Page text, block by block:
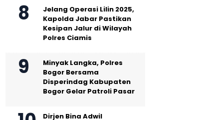
Jelang Operasi Lilin 2025,
Kapolda Jabar Pastikan
Kesipan Jalur di Wilayah
Polres Ciamis
Minyak Langka, Polres
Bogor Bersama
Disperindag Kabupaten
Bogor Gelar Patroli Pasar
Dirjen Bina Adwil